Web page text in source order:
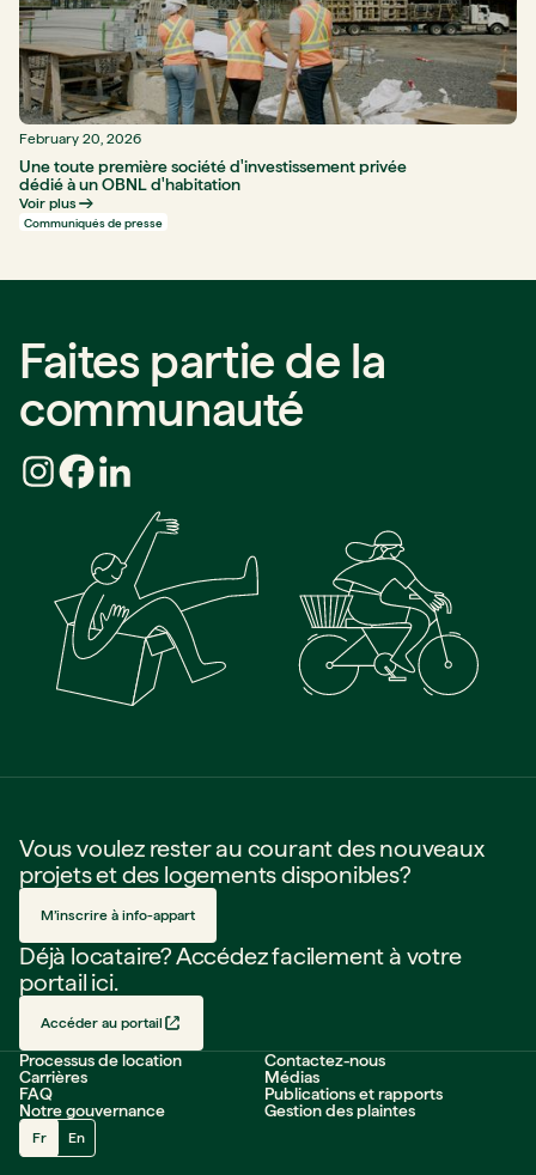
February 20, 2026
Une toute première société d'investissement privée
dédié à un OBNL d'habitation
Voir plus
Communiqués de presse
Faites partie de la
communauté
Processus de location
Carrières
FAQ
Notre gouvernance
Contactez-nous
Médias
Publications et rapports
Gestion des plaintes
Fr En
Vous voulez rester au courant des nouveaux
projets et des logements disponibles?
M’inscrire à info-appart
Déjà locataire? Accédez facilement à votre
portail ici.
Accéder au portail